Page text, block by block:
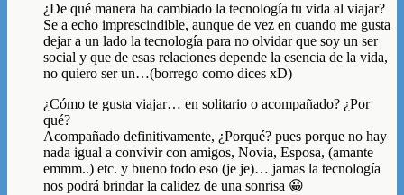
¿De qué manera ha cambiado la tecnología tu vida al viajar?
Se a echo imprescindible, aunque de vez en cuando me gusta
dejar a un lado la tecnología para no olvidar que soy un ser
social y que de esas relaciones depende la esencia de la vida,
no quiero ser un…(borrego como dices xD)
¿Cómo te gusta viajar… en solitario o acompañado? ¿Por
qué?
Acompañado definitivamente, ¿Porqué? pues porque no hay
nada igual a convivir con amigos, Novia, Esposa, (amante
emmm..) etc. y bueno todo eso (je je)… jamas la tecnología
nos podrá brindar la calidez de una sonrisa 😀